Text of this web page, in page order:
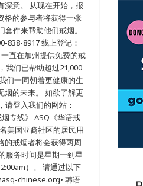
深意。 从现在开始，报
格的参与者将获得一张
件来帮助他们戒烟。
838-8917 线上登记：
直在加州提供免费的戒
我们已帮助超过21,000
们一同朝着更健康的生
烟的未来。 如欲了解更
登入我们的网站：
专线》 ASQ《华语戒
美国亚裔社区的居民用
的戒烟者将会获得两周
服务时间是星期一到星
）。 请通过以下
chinese.org• 韩语